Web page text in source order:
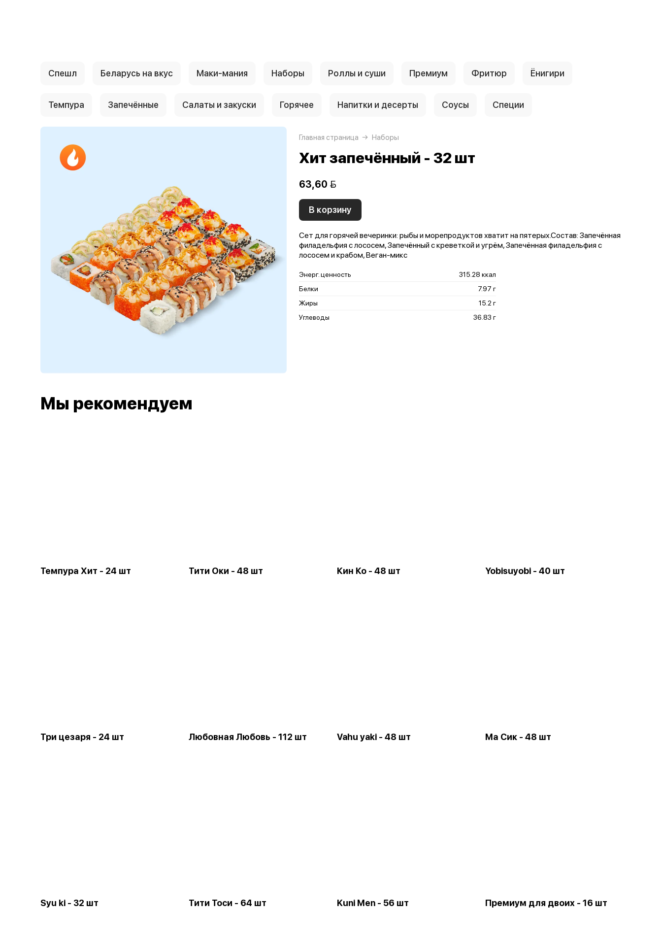
Спешл Беларусь на вкус Маки-мания Наборы Роллы и суши Премиум Фритюр Ёнигири
Темпура Запечённые Салаты и закуски Горячее Напитки и десерты Соусы Специи
Главная страница Наборы
Хит запечённый - 32 шт
63,60 
В корзину
Сет для горячей вечеринки: рыбы и морепродуктов хватит на пятерых.Состав: Запечённая
филадельфия с лососем, Запечённый с креветкой и угрём, Запечённая филадельфия с
лососем и крабом, Веган-микс
Энерг. ценность
315.28 ккал
Белки
7.97 г
Жиры
15.2 г
Углеводы
36.83 г
Мы рекомендуем
Темпура Хит - 24 шт Тити Оки - 48 шт Кин Ко - 48 шт Yobisuyobi - 40 шт
Три цезаря - 24 шт Любовная Любовь - 112 шт Vahu yaki - 48 шт Ма Сик - 48 шт
Syu ki - 32 шт Тити Тоси - 64 шт Kuni Men - 56 шт Премиум для двоих - 16 шт